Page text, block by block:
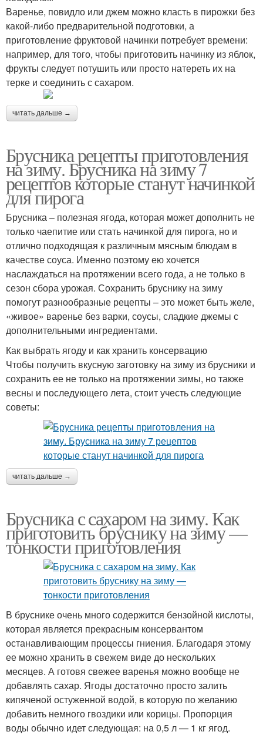
Варенье, повидло или джем можно класть в пирожки без
какой-либо предварительной подготовки, а
приготовление фруктовой начинки потребует времени:
например, для того, чтобы приготовить начинку из яблок,
фрукты следует потушить или просто натереть их на
терке и соединить с сахаром.
читать дальше →
Брусника рецепты приготовления
на зиму. Брусника на зиму 7
рецептов которые станут начинкой
для пирога
Брусника – полезная ягода, которая может дополнить не
только чаепитие или стать начинкой для пирога, но и
отлично подходящая к различным мясным блюдам в
качестве соуса. Именно поэтому ею хочется
наслаждаться на протяжении всего года, а не только в
сезон сбора урожая. Сохранить бруснику на зиму
помогут разнообразные рецепты – это может быть желе,
«живое» варенье без варки, соусы, сладкие джемы с
дополнительными ингредиентами.
Как выбрать ягоду и как хранить консервацию
Чтобы получить вкусную заготовку на зиму из брусники и
сохранить ее не только на протяжении зимы, но также
весны и последующего лета, стоит учесть следующие
советы:
читать дальше →
Брусника с сахаром на зиму. Как
приготовить бруснику на зиму —
тонкости приготовления
В бруснике очень много содержится бензойной кислоты,
которая является прекрасным консервантом
останавливающим процессы гниения. Благодаря этому
ее можно хранить в свежем виде до нескольких
месяцев. А готовя свежее варенья можно вообще не
добавлять сахар. Ягоды достаточно просто залить
кипяченой остуженной водой, в которую по желанию
добавить немного гвоздики или корицы. Пропорция
воды обычно идет следующая: на 0,5 л — 1 кг ягод.